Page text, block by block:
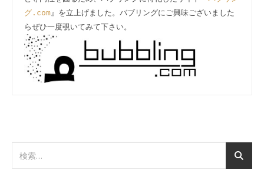
グ.com』を立上げました。バブリングにご興味ございました